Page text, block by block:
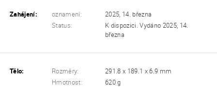
Zahájení: oznamení:
2025, 14. března
Status:
K dispozici. Vydáno 2025, 14.
března
Tělo: Rozměry:
291.8 x 189.1 x 6.9 mm
Hmotnost:
620 g